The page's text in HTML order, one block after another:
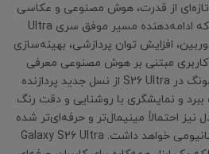
از قدرت، هوش مصنوعی و عکاسی
موبایل ارائه دهد. این گوشی که ادامه‌دهنده مسیر موفق سری Ultra
افزایش توان پردازشی، بهینه‌سازی
کاربری مبتنی بر هوش مصنوعی معرفی
می‌شود. انتظار می‌رود سامسونگ در S26 Ultra از نسل جدید پردازنده
ببرد و نمایشگری با روشنایی و دقت رنگ
نیز احتمالاً مینیمال‌تر و حرفه‌ای‌تر شده
و بدنه‌ای مقاوم‌تر با فریم تیتانیومی خواهد داشت. Galaxy S26 Ultra